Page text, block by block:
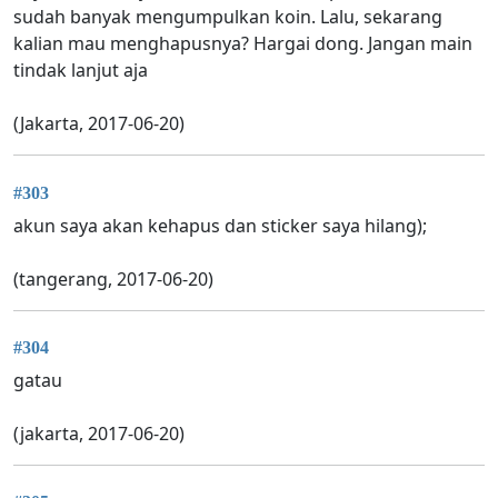
sudah banyak mengumpulkan koin. Lalu, sekarang
kalian mau menghapusnya? Hargai dong. Jangan main
tindak lanjut aja
(Jakarta, 2017-06-20)
#303
akun saya akan kehapus dan sticker saya hilang);
(tangerang, 2017-06-20)
#304
gatau
(jakarta, 2017-06-20)